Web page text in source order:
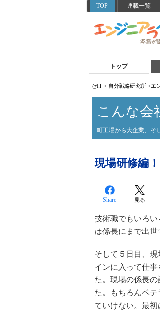
TOP 連載一覧
トップ
@IT > 自分戦略研究所 >エ
こんな会
町工場から大企業、そ
現場研修編！
Share 見る
技術職でもいろ
は係長にまで出世
そして５日目、
インに入って仕
た。現場の係長
た。もちろんベ
ていけない。最